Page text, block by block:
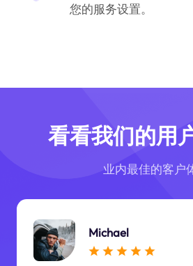
您的服务设置。
看看我们的用
业内最佳的客户
Michael